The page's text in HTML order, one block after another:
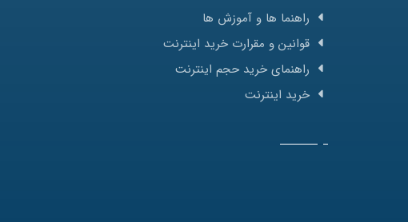
راهنما ها و آموزش ها
قوانین و مقرارت خرید اینترنت
راهنمای خرید حجم اینترنت
خرید اینترنت